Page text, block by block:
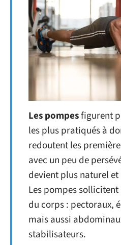
Les pompesfigurent
les plus pratiqués à
redoutent les
avec un peu de
devient plus naturel
Les pompes
du corps : pectoraux,
mais aussi
stabilisateurs.